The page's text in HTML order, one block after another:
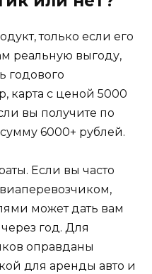
только если его
реальную выгоду,
годового
карта с ценой 5000
вы получите по
6000+ рублей.
Если вы часто
может дать вам
год. Для
оправданы
для аренды авто и